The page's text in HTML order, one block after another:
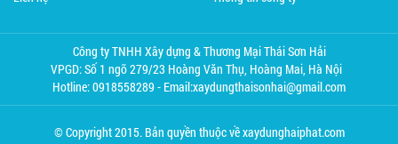
Công ty TNHH Xây dựng & Thương Mại Thái Sơn Hải
VPGD: Số 1 ngõ 279/23 Hoàng Văn Thụ, Hoàng Mai, Hà Nội
Hotline: 0918558289 - Email:xaydungthaisonhai@gmail.com
© Copyright 2015. Bản quyền thuộc về xaydunghaiphat.com